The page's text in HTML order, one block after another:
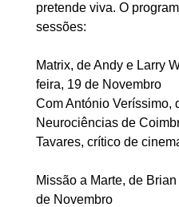
pretende viva. O
sessões:
Matrix, de Andy e Larry
feira, 19 de Novembro
Com António Veríssimo,
Neurociências de
Tavares, crítico de
Missão a Marte, de
de Novembro